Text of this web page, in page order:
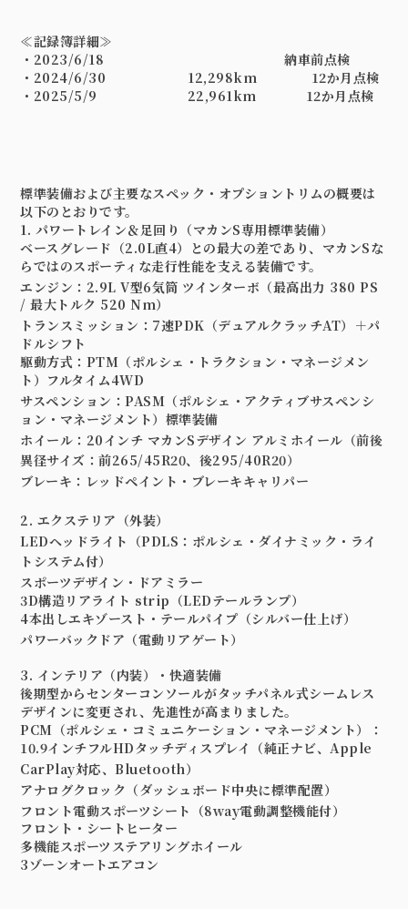
≪記録簿詳細≫
・2023/6/18 納車前点検
・2024/6/30 12,298km 12か月点検
・2025/5/9 22,961km 12か月点検
標準装備および主要なスペック・オプショントリムの概要は
以下のとおりです。
1. パワートレイン＆足回り（マカンS専用標準装備）
ベースグレード（2.0L直4）との最大の差であり、マカンSな
らではのスポーティな走行性能を支える装備です。
エンジン ： 2.9L V型6気筒 ツインターボ（最高出力 380 PS
/ 最大トルク 520 Nm）
トランスミッション ： 7速PDK（デュアルクラッチAT）＋パ
ドルシフト
駆動方式 ：PTM（ポルシェ・トラクション・マネージメン
ト）フルタイム4WD
サスペンション ：PASM（ポルシェ・アクティブサスペンシ
ョン・マネージメント）標準装備
ホイール ： 20インチ マカンSデザイン アルミホイール （前後
異径サイズ：前265/45R20、後295/40R20）
ブレーキ ： レッドペイント・ブレーキキャリパー
2. エクステリア（外装）
LEDヘッドライト （PDLS：ポルシェ・ダイナミック・ライ
トシステム付）
スポーツデザイン・ドアミラー
3D構造リアライト strip（LEDテールランプ）
4本出しエキゾースト・テールパイプ （シルバー仕上げ）
パワーバックドア （電動リアゲート）
3. インテリア（内装）・快適装備
後期型からセンターコンソールがタッチパネル式シームレス
デザインに変更され、先進性が高まりました。
PCM（ポルシェ・コミュニケーション・マネージメント）
：
10.9インチフルHDタッチディスプレイ（純正ナビ、Apple
CarPlay対応、Bluetooth）
アナログクロック （ダッシュボード中央に標準配置）
フロント電動スポーツシート （8way電動調整機能付）
フロント・シートヒーター
多機能スポーツステアリングホイール
3ゾーンオートエアコン